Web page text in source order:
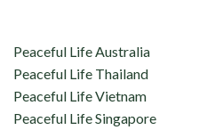
Peaceful Life Australia
Peaceful Life Thailand
Peaceful Life Vietnam
Peaceful Life Singapore